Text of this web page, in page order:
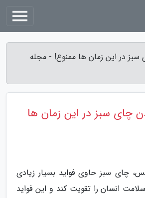
در این زمان ها ممنوع! - مجله
چای سبز در این زمان ها
چای سبز حاوی فواید بسیار زیادی
انسان را تقویت کند و این فواید